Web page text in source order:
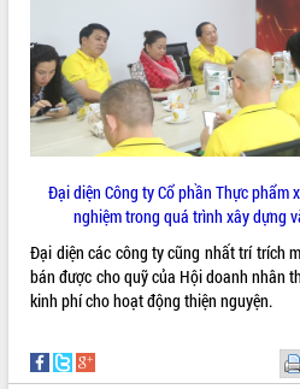
Kỳ họp thứ Hai, Hội đồng nhân dân
tỉnh khóa XI quyết nghị nhiều nội dung
quan trọng
Bí thư Tỉnh ủy Lương Nguyễn Minh
Triết thăm, tặng quà người có công với
cách mạng
Rà soát, hoàn thiện hệ thống thiết chế
văn hóa, thể thao đáp ứng yêu cầu
phát triển mới
Thường trực HĐND tỉnh Đắk Lắk gặp
mặt Đoàn chuyên gia y tế TP. Hồ Chí
Lễ truy điệu và an táng hài cốt liệt sĩ
tại Nghĩa trang Liệt sĩ xã Sơn Hòa
LIÊN KẾT WEB
Hôm nay:
13593
Đại diện Công ty Cổ phần Thực phẩm
nghiệm trong quá trình xây dựng
Đại diện các công ty cũng nhất trí trích
bán được cho quỹ của Hội doanh nhân
kinh phí cho hoạt động thiện nguyện.